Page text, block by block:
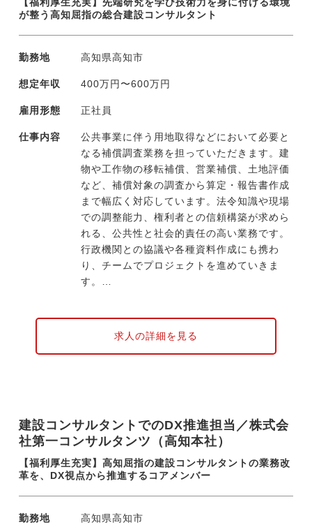
高知支社は同社初の地方拠点であり、今後は
全国へと広げていきたい考えです。
その立ち上げのコアメンバーとして、組織の
ることを期待しています。
が整う高知屈指の総合建設コンサルタント
勤務地 高知県高知市
想定年収 400万円〜600万円
雇用形態 正社員
仕事内容
公共事業に伴う用地取得などにおいて必要と
なる補償調査業務を担っていただきます。建
物や工作物の移転補償、営業補償、土地評価
など、補償対象の調査から算定・報告書作成
まで幅広く対応しています。法令知識や現場
での調整能力、権利者との信頼構築が求めら
れる、公共性と社会的責任の高い業務です。
行政機関との協議や各種資料作成にも携わ
り、チームでプロジェクトを進めていきま
す。
・公共事業に伴う土地・建物・営業・特殊補
・報告書・図面の作成および成果品提出
現在、案件のほとんどは高知県内（〜四国
内）ですが、発災時には全国へ応援に向かう
には用地補償の理論や制度に精通した技術者
求人の詳細を見る
建設コンサルタントでのDX推進担当／株式会
社第一コンサルタンツ（高知本社）
【福利厚生充実】高知屈指の建設コンサルタントの業務改
革を、DX視点から推進するコアメンバー
勤務地 高知県高知市